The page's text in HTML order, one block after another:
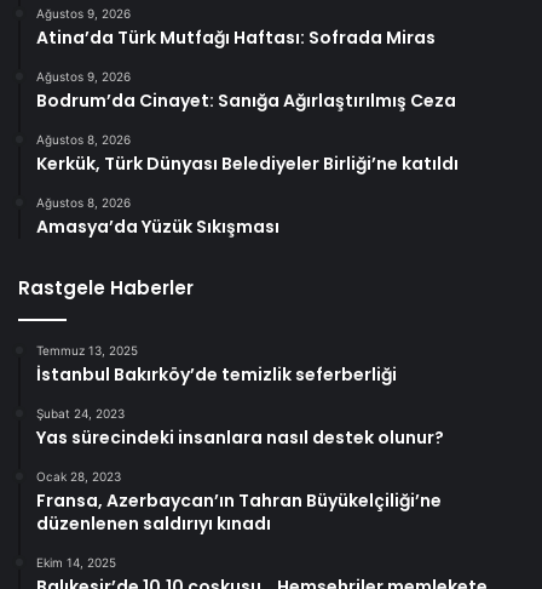
Ağustos 9, 2026
Atina’da Türk Mutfağı Haftası: Sofrada Miras
Ağustos 9, 2026
Bodrum’da Cinayet: Sanığa Ağırlaştırılmış Ceza
Ağustos 8, 2026
Kerkük, Türk Dünyası Belediyeler Birliği’ne katıldı
Ağustos 8, 2026
Amasya’da Yüzük Sıkışması
Rastgele Haberler
Temmuz 13, 2025
İstanbul Bakırköy’de temizlik seferberliği
Şubat 24, 2023
Yas sürecindeki insanlara nasıl destek olunur?
Ocak 28, 2023
Fransa, Azerbaycan’ın Tahran Büyükelçiliği’ne
düzenlenen saldırıyı kınadı
Ekim 14, 2025